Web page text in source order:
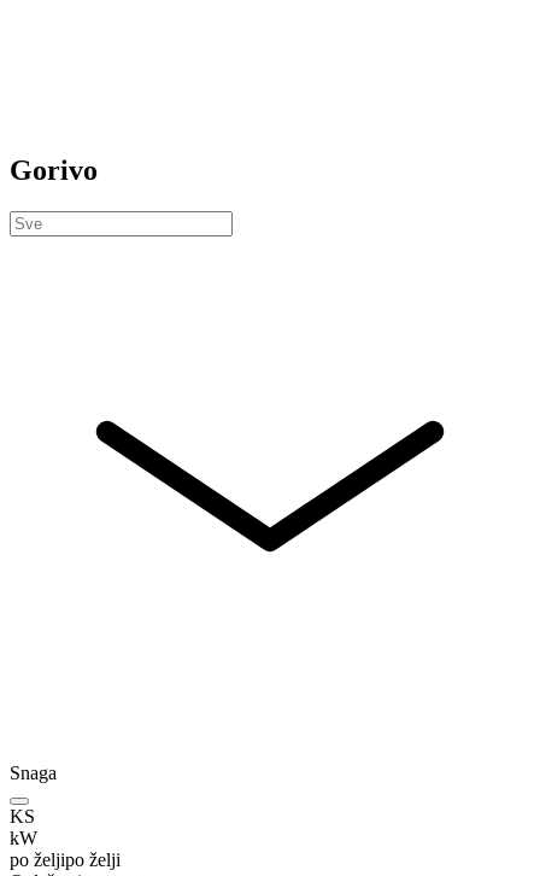
Gorivo
Snaga
KS
kW
po željipo želji